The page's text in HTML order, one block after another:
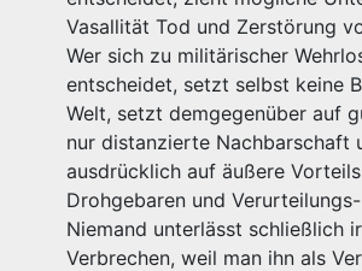
Vasallität Tod und Zerstörung
Wer sich zu militärischer
entscheidet, setzt selbst keine
Welt, setzt demgegenüber auf
nur distanzierte Nachbarschaft
ausdrücklich auf äußere
Drohgebaren und
Niemand unterlässt schließlich
Verbrechen, weil man ihn als